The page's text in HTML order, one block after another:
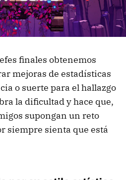
finales obtenemos
mejoras de estadísticas
o suerte para el hallazgo
la dificultad y hace que,
supongan un reto
siempre sienta que está